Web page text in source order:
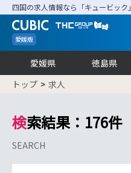
四国の求人情報なら「キュービック」
愛媛版
愛媛県 徳島県
トップ
求人
検索結果：176件
SEARCH